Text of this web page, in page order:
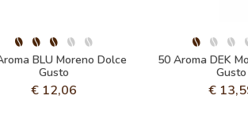
BLU Moreno Dolce
Gusto
€ 12,06
50 Aroma DEK
Gusto
€